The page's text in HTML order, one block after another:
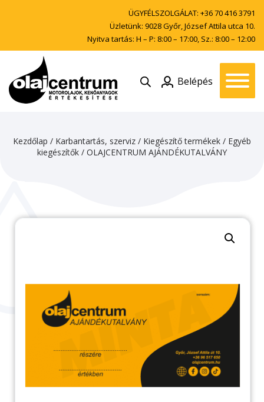
ÜGYFÉLSZOLGÁLAT: +36 70 416 3791
Üzletünk: 9028 Győr, József Attila utca 10.
Nyitva tartás: H – P: 8:00 – 17:00, Sz.: 8:00 – 12:00
Belépés
Kezdőlap / Karbantartás, szerviz / Kiegészítő termékek / Egyéb
kiegészítők / OLAJCENTRUM AJÁNDÉKUTALVÁNY